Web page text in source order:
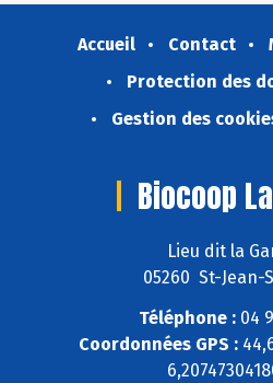
Accueil Contact
Protection des
Gestion des
Biocoop
Lieu dit la
05260 St-Jean-
Téléphone : 04
Coordonnées GPS :